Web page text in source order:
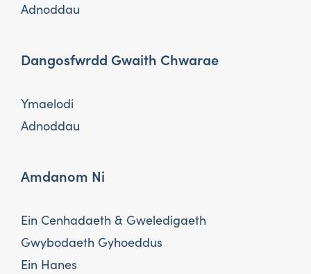
Adnoddau
Dangosfwrdd Gwaith Chwarae
Ymaelodi
Adnoddau
Amdanom Ni
Ein Cenhadaeth & Gweledigaeth
Gwybodaeth Gyhoeddus
Ein Hanes